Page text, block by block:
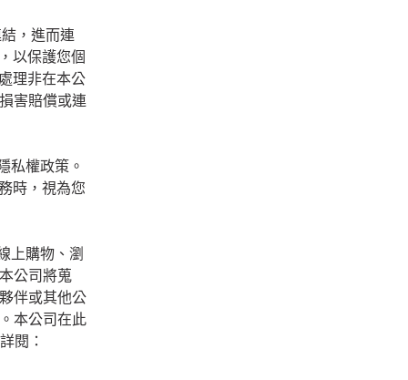
，進而連
以保護您個
理非在本公
害賠償或連
私權政策。
時，視為您
上購物、瀏
公司將蒐
伴或其他公
本公司在此
閱：